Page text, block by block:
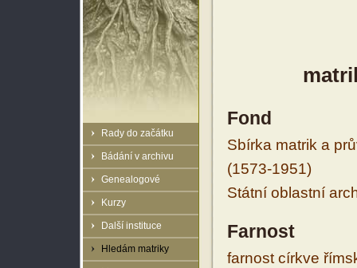
Rady do začátku
Bádání v archivu
Genealogové
Kurzy
Další instituce
Hledám matriky
Fond
Sbírka matrik a
(1573-1951)
Státní oblastní
Farnost
farnost církve